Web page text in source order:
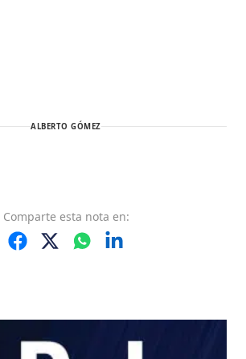
ALBERTO GÓMEZ
Comparte esta nota en: